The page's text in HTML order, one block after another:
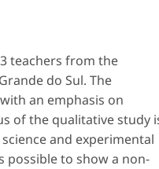
teachers from the
do Sul. The
an emphasis on
of the qualitative study
and experimental
possible to show a non-